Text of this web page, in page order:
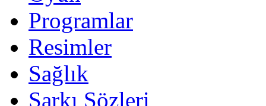
Programlar
Resimler
Sağlık
Şarkı Sözleri